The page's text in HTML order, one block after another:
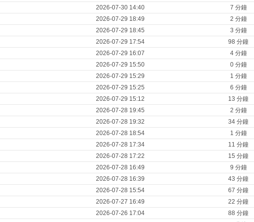
2026-07-30 14:40
7 分鐘
2026-07-29 18:49
2 分鐘
2026-07-29 18:45
3 分鐘
2026-07-29 17:54
98 分鐘
2026-07-29 16:07
4 分鐘
2026-07-29 15:50
0 分鐘
2026-07-29 15:29
1 分鐘
2026-07-29 15:25
6 分鐘
2026-07-29 15:12
13 分鐘
2026-07-28 19:45
2 分鐘
2026-07-28 19:32
34 分鐘
2026-07-28 18:54
1 分鐘
2026-07-28 17:34
11 分鐘
2026-07-28 17:22
15 分鐘
2026-07-28 16:49
9 分鐘
2026-07-28 16:39
43 分鐘
2026-07-28 15:54
67 分鐘
2026-07-27 16:49
22 分鐘
2026-07-26 17:04
88 分鐘